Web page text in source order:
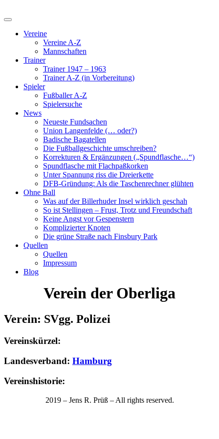
Vereine
Vereine A-Z
Mannschaften
Trainer
Trainer 1947 – 1963
Trainer A-Z (in Vorbereitung)
Spieler
Fußballer A-Z
Spielersuche
News
Neueste Fundsachen
Union Langenfelde (… oder?)
Badische Bagatellen
Die Fußballgeschichte umschreiben?
Korrekturen & Ergänzungen („Spundflasche…“)
Spundflasche mit Flachpaßkorken
Unter Spannung riss die Dreierkette
DFB-Gründung: Als die Taschenrechner glühten
Ohne Ball
Was auf der Billerhuder Insel wirklich geschah
So ist Stellingen – Frust, Trotz und Freundschaft
Keine Angst vor Gespenstern
Komplizierter Knoten
Die grüne Straße nach Finsbury Park
Quellen
Quellen
Impressum
Blog
Verein der Oberliga
Verein: SVgg. Polizei
Vereinskürzel:
Landesverband: Hamburg
Vereinshistorie:
2019 – Jens R. Prüß – All rights reserved.